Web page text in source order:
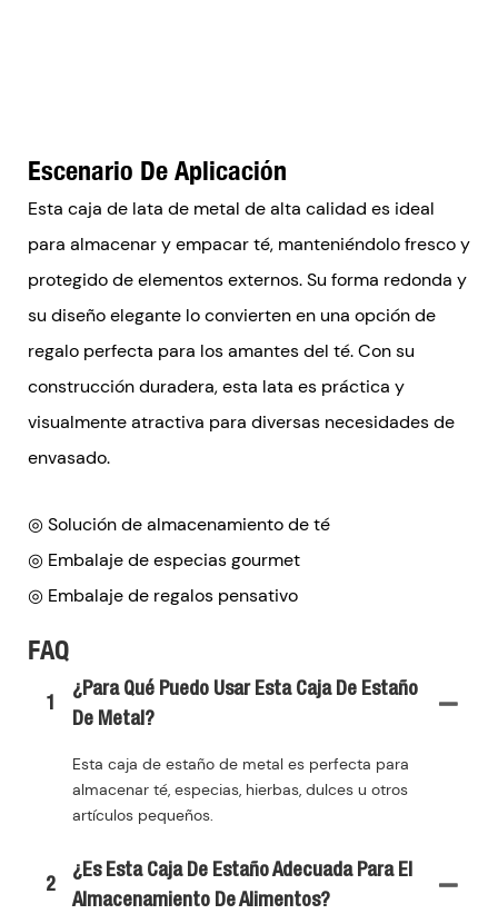
Escenario De Aplicación
Esta caja de lata de metal de alta calidad es ideal
para almacenar y empacar té, manteniéndolo fresco y
protegido de elementos externos. Su forma redonda y
su diseño elegante lo convierten en una opción de
regalo perfecta para los amantes del té. Con su
construcción duradera, esta lata es práctica y
visualmente atractiva para diversas necesidades de
envasado.
◎ Solución de almacenamiento de té
◎ Embalaje de especias gourmet
◎ Embalaje de regalos pensativo
FAQ
1
¿Para Qué Puedo Usar Esta Caja De Estaño
De Metal?
Esta caja de estaño de metal es perfecta para
almacenar té, especias, hierbas, dulces u otros
artículos pequeños.
2
¿Es Esta Caja De Estaño Adecuada Para El
Almacenamiento De Alimentos?